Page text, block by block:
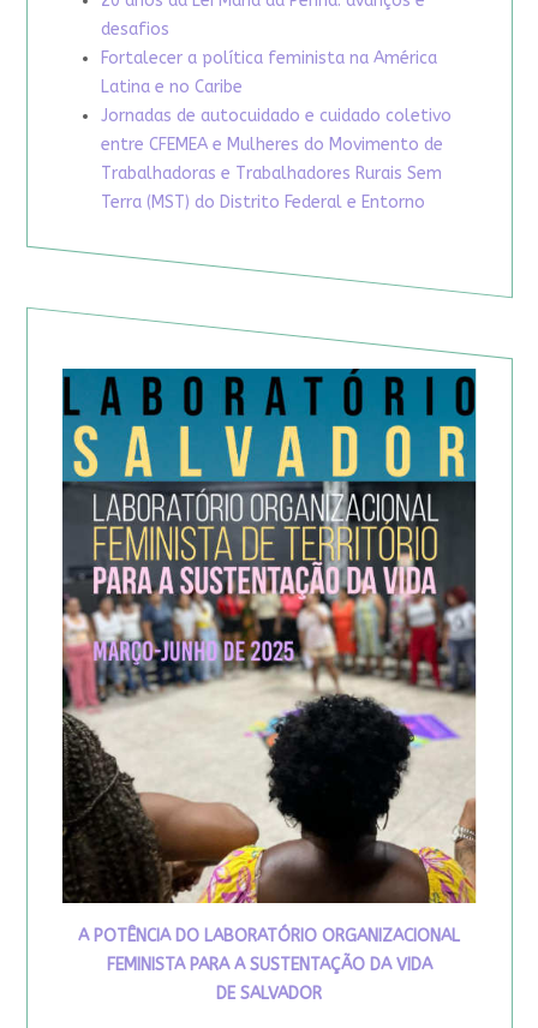
desafios
Fortalecer a política feminista na América
Latina e no Caribe
Jornadas de autocuidado e cuidado coletivo
entre CFEMEA e Mulheres do Movimento de
Trabalhadoras e Trabalhadores Rurais Sem
Terra (MST) do Distrito Federal e Entorno
A POTÊNCIA DO LABORATÓRIO ORGANIZACIONAL
FEMINISTA PARA A SUSTENTAÇÃO DA VIDA
DE SALVADOR